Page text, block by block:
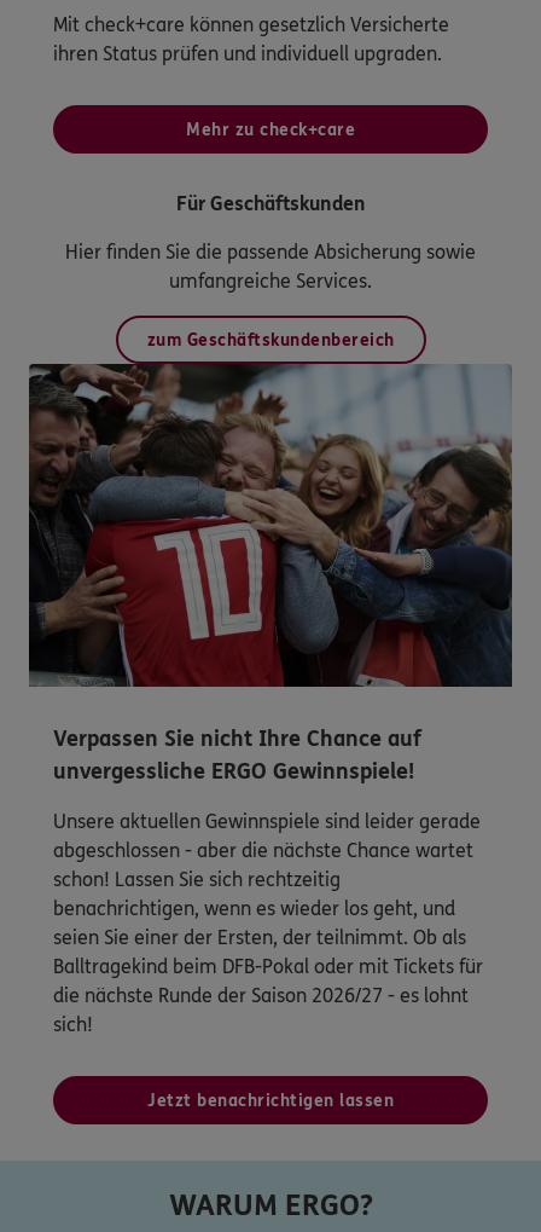
Mit check+care können gesetzlich Versicherte
ihren Status prüfen und individuell upgraden.
Mehr zu check+care
Für Geschäftskunden
Hier finden Sie die passende Absicherung sowie
umfangreiche Services.
zum Geschäftskundenbereich
Verpassen Sie nicht Ihre Chance auf
unvergessliche ERGO Gewinnspiele!
Unsere aktuellen Gewinnspiele sind leider gerade
abgeschlossen - aber die nächste Chance wartet
schon! Lassen Sie sich rechtzeitig
benachrichtigen, wenn es wieder los geht, und
seien Sie einer der Ersten, der teilnimmt. Ob als
Balltragekind beim DFB-Pokal oder mit Tickets für
die nächste Runde der Saison 2026/27 - es lohnt
sich!
Jetzt benachrichtigen lassen
WARUM ERGO?